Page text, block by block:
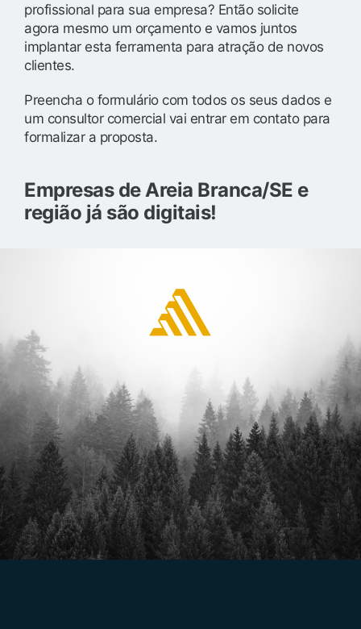
profissional para sua empresa? Então solicite
agora mesmo um orçamento e vamos juntos
implantar esta ferramenta para atração de novos
clientes.
Preencha o formulário com todos os seus dados e
um consultor comercial vai entrar em contato para
formalizar a proposta.
Empresas de Areia Branca/SE e
região já são digitais!